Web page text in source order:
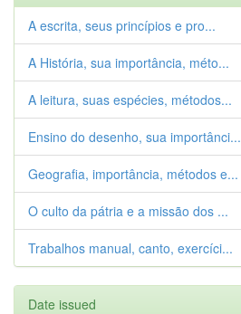
A escrita, seus princípios e pro...
A História, sua importância, méto...
A leitura, suas espécies, métodos...
Ensino do desenho, sua importânci...
Geografia, importância, métodos e...
O culto da pátria e a missão dos ...
Trabalhos manual, canto, exercíci...
Date issued